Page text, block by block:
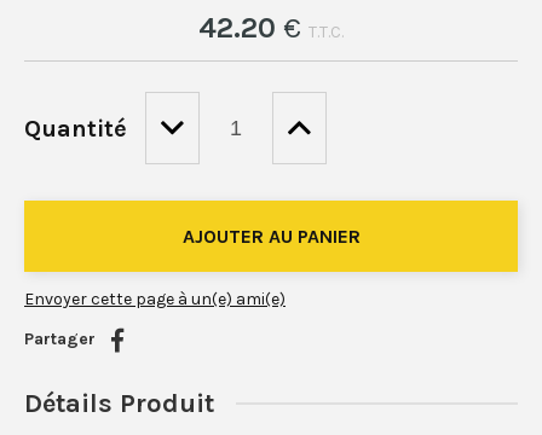
42.20 € T.T.C.
Quantité
Envoyer cette page à un(e) ami(e)
Partager
Détails Produit